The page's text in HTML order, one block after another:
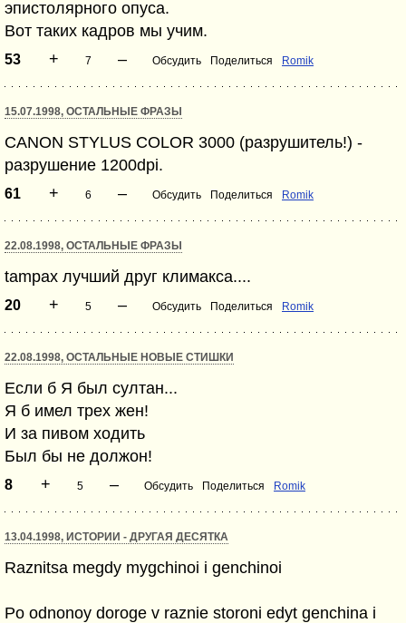
эпистолярного опуса.
Вот таких кадров мы учим.
53 + 7 – Обсудить Поделиться Romik
15.07.1998, ОСТАЛЬНЫЕ ФРАЗЫ
CANON STYLUS COLOR 3000 (разрушитель!) -
разрушение 1200dpi.
61 + 6 – Обсудить Поделиться Romik
22.08.1998, ОСТАЛЬНЫЕ ФРАЗЫ
tampax лучший друг климакса....
20 + 5 – Обсудить Поделиться Romik
22.08.1998, ОСТАЛЬНЫЕ НОВЫЕ СТИШКИ
Если б Я был султан...
Я б имел трех жен!
И за пивом ходить
Был бы не должон!
8 + 5 – Обсудить Поделиться Romik
13.04.1998, ИСТОРИИ - ДРУГАЯ ДЕСЯТКА
Raznitsa megdy mygchinoi i genchinoi
Po odnonoy doroge v raznie storoni edyt genchina i